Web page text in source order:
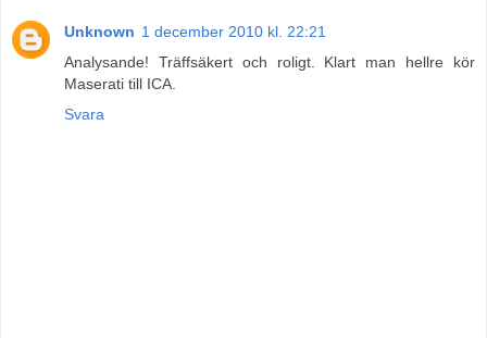
Unknown 1 december 2010 kl. 22:21
Analysande! Träffsäkert och roligt. Klart man hellre kör
Maserati till ICA.
Svara